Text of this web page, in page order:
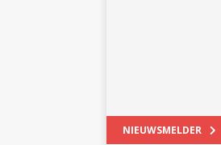
NIEUWSMELDER